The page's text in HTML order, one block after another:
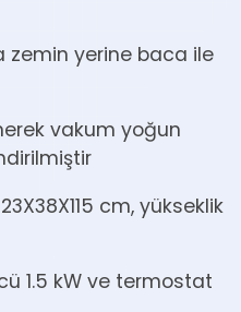
zemin yerine baca ile
vakum yoğun
cm, yükseklik
1.5 kW ve termostat